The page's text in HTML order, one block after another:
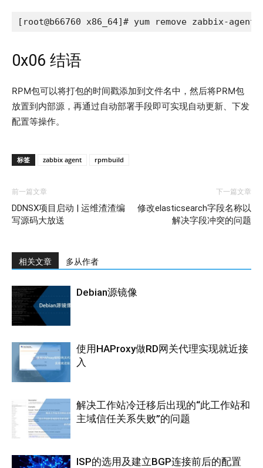
[root@b66760 x86_64]# yum remove zabbix-
0x06 结语
RPM包可以将打包的时间戳添加到文件名中，然后将PRM包
放置到内部源，再通过自动部署手段即可实现自动更新、下发
配置等操作。
标签 zabbix agent rpmbuild
前一篇文章
DDNSX项目启动 | 运维渣渣编
写源码大放送
下一篇文章
修改elasticsearch字段名称以
解决字段冲突的问题
相关文章 多从作者
Debian源镜像
使用HAProxy做RD网关代理实现就近接
入
解决工作站冷迁移后出现的“此工作站和
主域信任关系失败”的问题
ISP的选用及建立BGP连接前后的配置